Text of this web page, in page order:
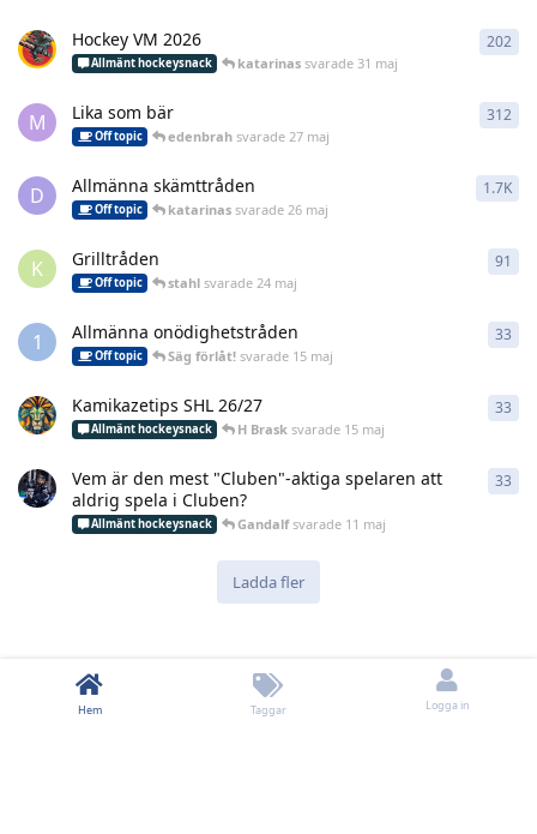
Hockey VM 2026
Allmänt hockeysnack katarinas svarade31 maj
202
M Lika som bär
Off topic edenbrah svarade27 maj
312
D Allmänna skämttråden
Off topic katarinas svarade26 maj
1.7K
K Grilltråden
Off topic stahl svarade24 maj
91
1 Allmänna onödighetstråden
Off topic Säg förlåt! svarade 15 maj
33
Kamikazetips SHL 26/27
Allmänt hockeysnack H Brask svarade 15 maj
33
Vem är den mest "Cluben"-aktiga spelaren att
aldrig spela i Cluben?
Allmänt hockeysnack Gandalfsvarade 11 maj
33
Ladda fler
Hem Taggar Logga in